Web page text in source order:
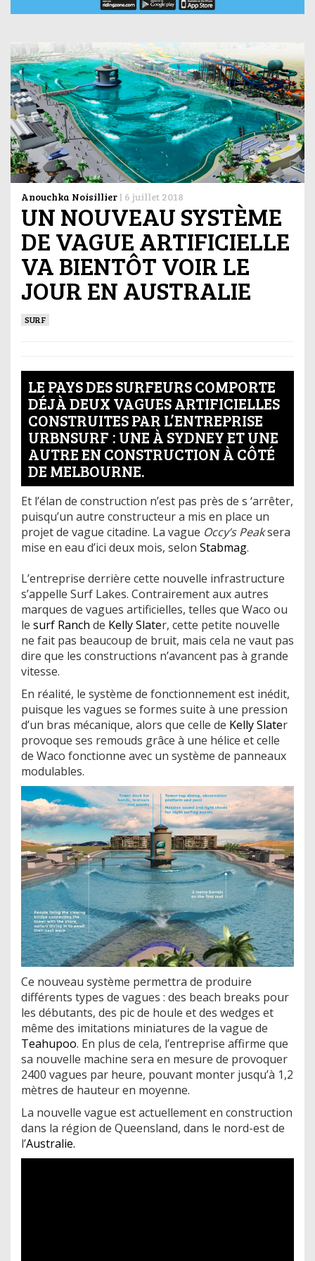
Anouchka Noisillier | 6 juillet 2018
UN NOUVEAU SYSTÈME
DE VAGUE ARTIFICIELLE
VA BIENTÔT VOIR LE
JOUR EN AUSTRALIE
SURF
LE PAYS DES SURFEURS COMPORTE
DÉJÀ DEUX VAGUES ARTIFICIELLES
CONSTRUITES PAR L’ENTREPRISE
URBNSURF : UNE À SYDNEY ET UNE
AUTRE EN CONSTRUCTION À CÔTÉ
DE MELBOURNE.
Et l’élan de construction n’est pas près de s ‘arrêter,
puisqu’un autre constructeur a mis en place un
projet de vague citadine. La vague Occy’s Peaksera
mise en eau d’ici deux mois, selon Stabmag.
L’entreprise derrière cette nouvelle infrastructure
s’appelle Surf Lakes. Contrairement aux autres
marques de vagues artificielles, telles que Waco ou
le surf Ranch de Kelly Slater, cette petite nouvelle
ne fait pas beaucoup de bruit, mais cela ne vaut pas
dire que les constructions n’avancent pas à grande
vitesse.
En réalité, le système de fonctionnement est inédit,
puisque les vagues se formes suite à une pression
d’un bras mécanique, alors que celle de Kelly Slater
provoque ses remouds grâce à une hélice et celle
de Waco fonctionne avec un système de panneaux
modulables.
Ce nouveau système permettra de produire
différents types de vagues : des beach breaks pour
les débutants, des pic de houle et des wedges et
même des imitations miniatures de la vague de
Teahupoo. En plus de cela, l’entreprise affirme que
sa nouvelle machine sera en mesure de provoquer
2400 vagues par heure, pouvant monter jusqu’à 1,2
mètres de hauteur en moyenne.
La nouvelle vague est actuellement en construction
dans la région de Queensland, dans le nord-est de
l’Australie.